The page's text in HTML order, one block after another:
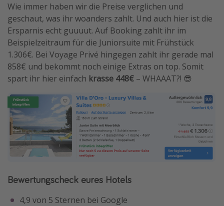
Wie immer haben wir die Preise verglichen und
geschaut, was ihr woanders zahlt. Und auch hier ist die
Ersparnis echt guuuut. Auf Booking zahlt ihr im
Beispielzeitraum für die Juniorsuite mit Frühstück
1.306€. Bei Voyage Privé hingegen zahlt ihr gerade mal
858€ und bekommt noch einige Extras on top. Somit
spart ihr hier einfach krasse 448€ – WHAAAT?! 😎
Bewertungscheck eures Hotels
4,9 von 5 Sternen bei Google